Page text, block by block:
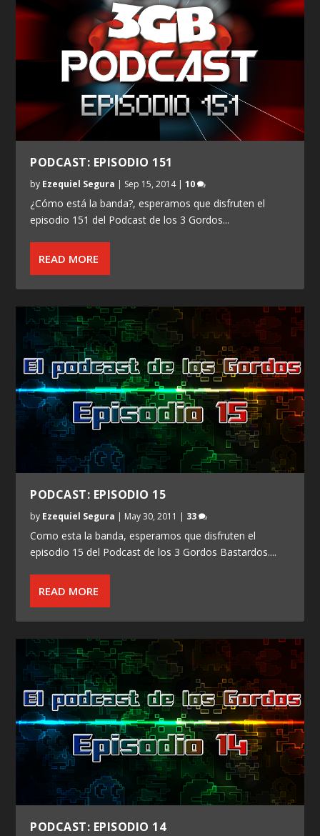
PODCAST: EPISODIO 151
by Ezequiel Segura | Sep 15, 2014|10
¿Cómo está la banda?, esperamos que disfruten el
episodio 151 del Podcast de los 3 Gordos...
READ MORE
PODCAST: EPISODIO 15
by Ezequiel Segura | May 30, 2011 | 33
Como esta la banda, esperamos que disfruten el
episodio 15 del Podcast de los 3 Gordos Bastardos....
READ MORE
PODCAST: EPISODIO 14